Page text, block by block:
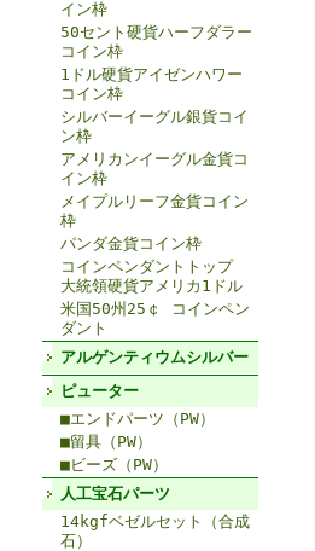
イン枠
50セント硬貨ハーフダラー
コイン枠
1ドル硬貨アイゼンハワー
コイン枠
シルバーイーグル銀貨コイ
ン枠
アメリカンイーグル金貨コ
イン枠
メイプルリーフ金貨コイン
枠
パンダ金貨コイン枠
コインペンダントトップ
大統領硬貨アメリカ1ドル
米国50州25￠ コインペン
ダント
アルゲンティウムシルバー
ピューター
■エンドパーツ（PW）
■留具（PW）
■ビーズ（PW）
人工宝石パーツ
14kgfベゼルセット（合成
石）